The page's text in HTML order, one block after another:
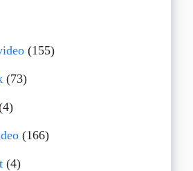
(155)
(73)
(166)
(4)